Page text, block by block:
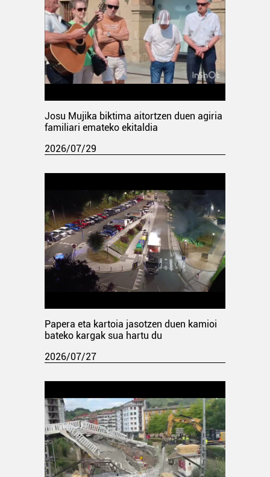
Josu Mujika biktima aitortzen duen agiria
familiari emateko ekitaldia
2026/07/29
Papera eta kartoia jasotzen duen kamioi
bateko kargak sua hartu du
2026/07/27